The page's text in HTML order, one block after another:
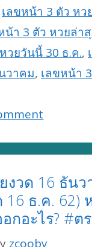
เลขหน้า 3 ตัว หว
น้า 3 ตัว หวยล่า
วยวันนี้ 30 ธ.ค.,
วาคม, เลขหน้า
งวด 16 ธันว
16 ธ.ค. 62)
กอะไร? #ต
zcooby